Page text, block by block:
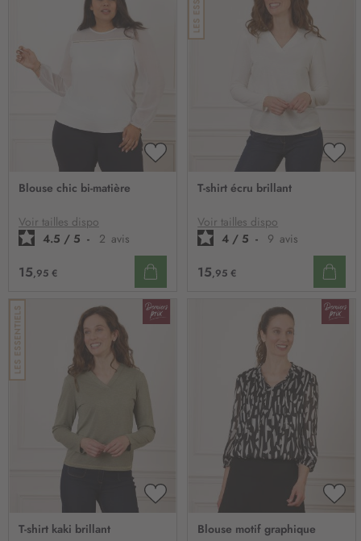
AJOUTER
D’ENVIE
Blouse chic bi-matière
Voir tailles dispo
4.5 / 5 - 2 avis
15,95 €
T-shirt écru brillant
Voir tailles dispo
4 / 5 - 9 avis
15,95 €
T-shirt kaki brillant Blouse motif graphique